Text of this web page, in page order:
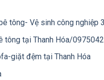
tông- Vệ sinh công nghiệp
tông tại Thanh Hóa/
giặt đệm tại Thanh Hóa